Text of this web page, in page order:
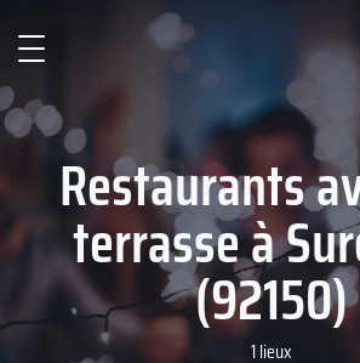
Restaurants
terrasse à
(92150)
1 lieux